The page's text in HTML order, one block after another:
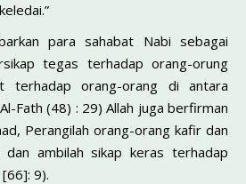
para sahabat Nabi sebagai
tegas terhadap orang-orung
orang-orang di antara
Fath (48) : 29) Allah juga berfirman
Perangilah orang-orang kafir dan
dan ambilah sikap keras terhadap
9).